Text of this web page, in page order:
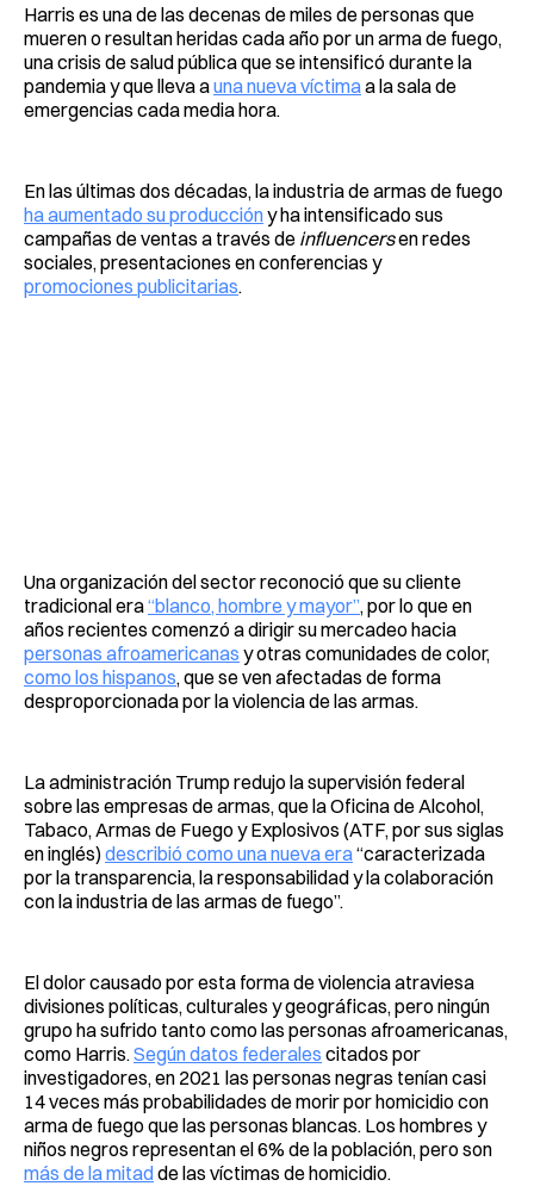
Harris es una de las decenas de miles de personas que
mueren o resultan heridas cada año por un arma de fuego,
una crisis de salud pública que se intensificó durante la
pandemia y que lleva auna nueva víctimaa la sala de
emergencias cada media hora.
En las últimas dos décadas, la industria de armas de fuego
ha aumentado su produccióny ha intensificado sus
campañas de ventas a través de influencersen redes
sociales, presentaciones en conferencias y
promociones publicitarias.
Una organización del sector reconoció que su cliente
tradicional era“blanco, hombre y mayor”, por lo que en
años recientes comenzó a dirigir su mercadeo hacia
personas afroamericanas y otras comunidades de color,
como los hispanos, que se ven afectadas de forma
desproporcionada por la violencia de las armas.
La administración Trump redujo la supervisión federal
sobre las empresas de armas, que la Oficina de Alcohol,
Tabaco, Armas de Fuego y Explosivos (ATF, por sus siglas
en inglés)describió como una nueva era“caracterizada
por la transparencia, la responsabilidad y la colaboración
con la industria de las armas de fuego”.
El dolor causado por esta forma de violencia atraviesa
divisiones políticas, culturales y geográficas, pero ningún
grupo ha sufrido tanto como las personas afroamericanas,
como Harris. Según datos federales citados por
investigadores, en 2021 las personas negras tenían casi
14 veces más probabilidades de morir por homicidio con
arma de fuego que las personas blancas. Los hombres y
niños negros representan el 6% de la población, pero son
más de la mitadde las víctimas de homicidio.